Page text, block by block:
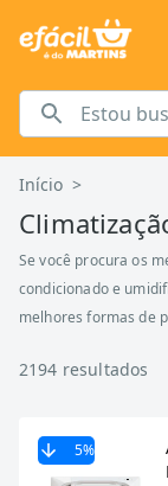
Início >
Se você procura os
condicionado e
melhores formas de
2194 resultados
5%